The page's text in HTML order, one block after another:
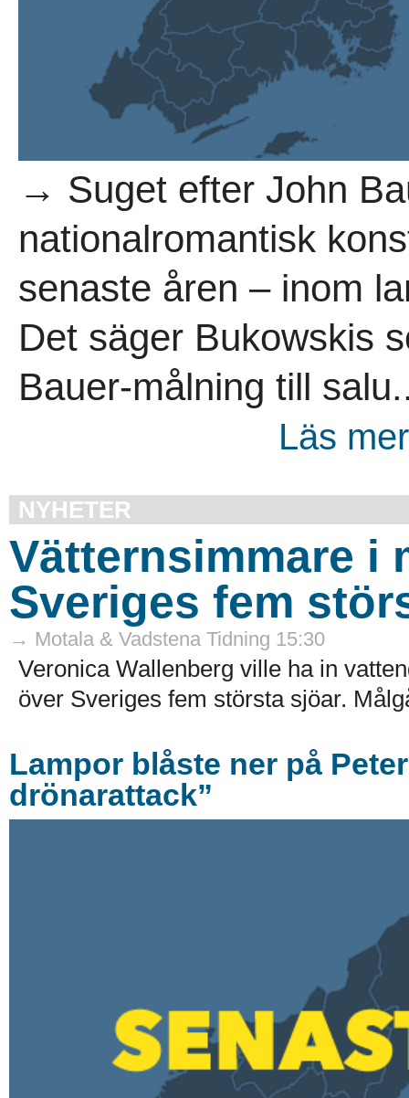
→ Suget efter John
nationalromantisk
senaste åren – inom
Det säger Bukowskis
Bauer-målning till
Läs
NYHETER
Vätternsimmare i
Sveriges fem
→ Motala & Vadstena Tidning 15:30
Veronica Wallenberg ville ha in
över Sveriges fem största sjöar.
Lampor blåste ner på
drönarattack”